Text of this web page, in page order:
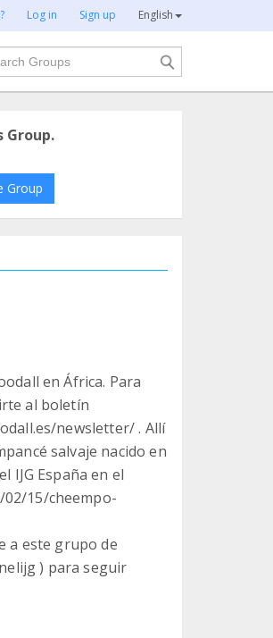
Log in Sign up English
Group.
Group
en África. Para
al boletín
newsletter/ . Allí
salvaje nacido en
IJG España en el
15/cheempo-
a este grupo de
) para seguir